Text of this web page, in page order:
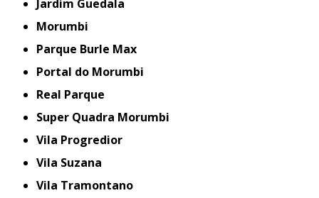
Jardim Guedala
Morumbi
Parque Burle Max
Portal do Morumbi
Real Parque
Super Quadra Morumbi
Vila Progredior
Vila Suzana
Vila Tramontano